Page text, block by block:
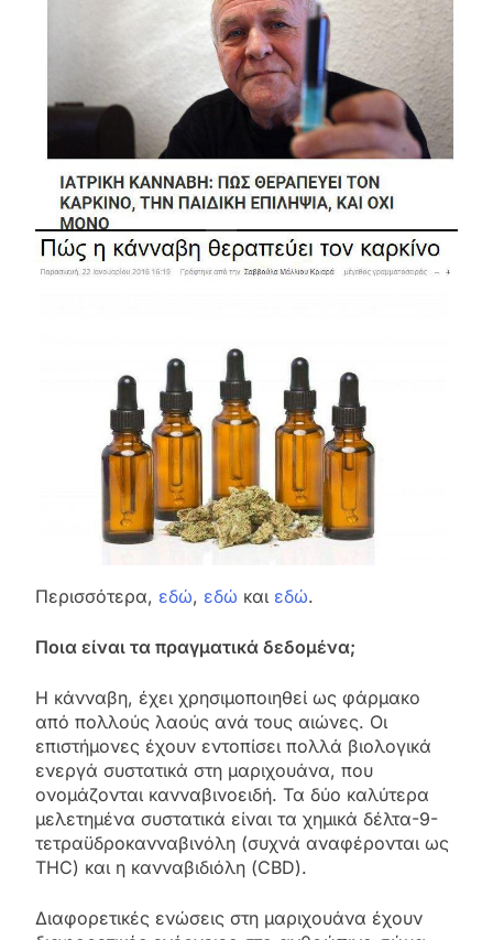
Περισσότερα, εδώ, εδώ και εδώ.
Ποια είναι τα πραγματικά δεδομένα;
Η κάνναβη, έχει χρησιμοποιηθεί ως φάρμακο
από πολλούς λαούς ανά τους αιώνες. Οι
επιστήμονες έχουν εντοπίσει πολλά βιολογικά
ενεργά συστατικά στη μαριχουάνα, που
ονομάζονται κανναβινοειδή. Τα δύο καλύτερα
μελετημένα συστατικά είναι τα χημικά δέλτα-9-
τετραϋδροκανναβινόλη (συχνά αναφέρονται ως
THC) και η κανναβιδιόλη (CBD).
Διαφορετικές ενώσεις στη μαριχουάνα έχουν